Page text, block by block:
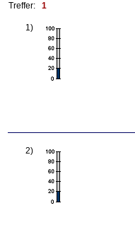
Treffer: 1
1)
2)